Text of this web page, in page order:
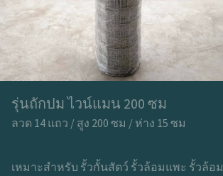
รุ่นถักปม ไวน์แมน 200 ซม
ลวด 14 แถว / สูง 200 ซม / ห่าง 15 ซม
เหมาะสำหรับ รั้วกั้นสัตว์ รั้วล้อมแพะ รั้วล้อม